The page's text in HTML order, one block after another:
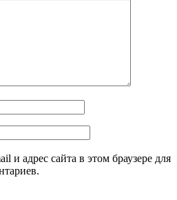
и адрес сайта в этом браузере для